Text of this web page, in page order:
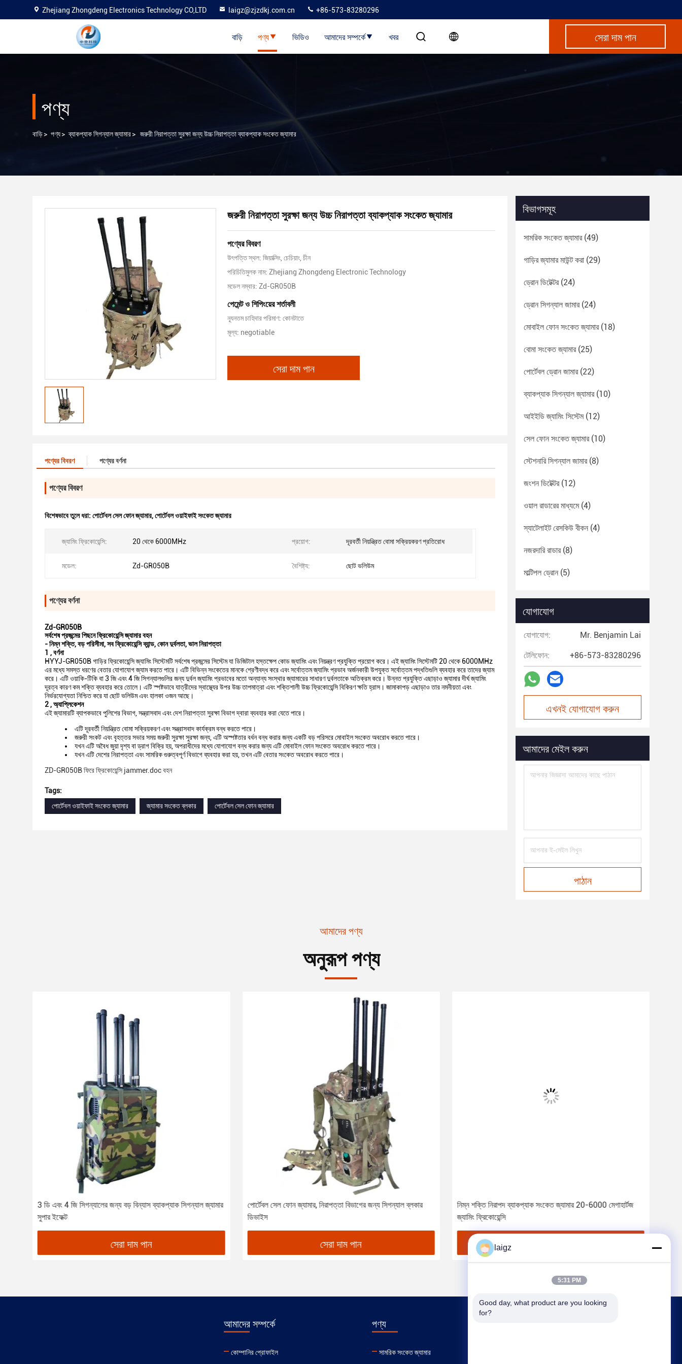
Zhejiang Zhongdeng Electronics Technology CO,LTD laigz@zjzdkj.com.cn +86-573-83280296
বাড়ি পণ্য ভিডিও আমাদের সম্পর্কে খবর সেরা দাম পান
পণ্য
বাড়ি> পণ্য> ব্যাকপ্যাক সিগন্যাল জ্যামার> জরুরী নিরাপত্তা সুরক্ষা জন্য উচ্চ নিরাপত্তা ব্যাকপ্যাক সংকেত জ্যামার
জরুরী নিরাপত্তা সুরক্ষা জন্য উচ্চ নিরাপত্তা ব্যাকপ্যাক সংকেত জ্যামার
পণ্যের বিবরণ
উৎপত্তি স্থল: জিয়াক্সিং, চেচিয়াং, চীন
পরিচিতিমুলক নাম: Zhejiang Zhongdeng Electronic Technology
মডেল নম্বার: Zd-GR050B
পেমেন্ট ও শিপিংয়ের শর্তাবলী
ন্যূনতম চাহিদার পরিমাণ: কোনটাতে
মূল্য: negotiable
সেরা দাম পান
পণ্যের বিবরণ পণ্যের বর্ণনা
পণ্যের বিবরণ
বিশেষভাবে তুলে ধরা: পোর্টেবল সেল ফোন জ্যামার,পোর্টেবল ওয়াইফাই সংকেত জ্যামার
জ্যামিং ফ্রিকোয়েন্সি: 20 থেকে 6000MHz প্রয়োগ: দূরবর্তী নিয়ন্ত্রিত বোমা সক্রিয়করণ প্রতিরোধ
মডেল: Zd-GR050B বৈশিষ্ট্য: ছোট ভলিউম
পণ্যের বর্ণনা
Zd-GR050B
সর্বশেষ প্রজন্মের পিছনে ফ্রিকোয়েন্সি জ্যামার বহন
- নিম্ন শক্তি, বড় পরিসীমা, সব ফ্রিকোয়েন্সি ব্যান্ড, কোন দুর্বলতা, ভাল নিরাপত্তা
1 ,বর্ণনা
HYYJ-GR050B গাড়ির ফ্রিকোয়েন্সি জ্যামিং সিস্টেমটি সর্বশেষ প্রজন্মের সিস্টেম যা ডিজিটাল হস্তক্ষেপ কোড জ্যামিং এবং নিয়ন্ত্রণ প্রযুক্তি প্রয়োগ করে। এই জ্যামিং সিস্টেমটি 20 থেকে 6000MHz
এর মধ্যে সমস্ত ধরণের বেতার যোগাযোগ জ্যাম করতে পারে। এটি বিভিন্ন সংকেতের মানকে শ্রেণীবদ্ধ করে এবং সর্বোত্তম জ্যামিং প্রভাব অর্জনকারী উপযুক্ত সর্বোত্তম পদ্ধতিগুলি ব্যবহার করে তাদের জ্যাম
করে। এটি ওয়াকি-টিকি বা 3 জি এবং 4 জি সিগন্যালগুলির জন্য দুর্বল জ্যামিং প্রভাবের মতো অন্যান্য সংস্থার জ্যামারের সাধারণ দুর্বলতাকে অতিক্রম করে। উন্নত প্রযুক্তি এছাড়াও জ্যামার দীর্ঘ জ্যামিং
দূরত্ব কারণ কম শক্তি ব্যবহার করে তোলে। এটি স্পষ্টভাবে যাত্রীদের স্বাস্থ্যের উপর উচ্চ তাপমাত্রা এবং শক্তিশালী উচ্চ ফ্রিকোয়েন্সি বিকিরণ ক্ষতি হ্রাস। জামাকাপড় এছাড়াও তার নমনীয়তা এবং
নির্ভরযোগ্যতা নিশ্চিত করে যা ছোট ভলিউম এবং হালকা ওজন আছে।
2,অ্যাপ্লিকেশন
এই জ্যামারটি ব্যাপকভাবে পুলিশের বিভাগ, সন্ত্রাসবাদ এবং দেশ নিরাপত্তা সুরক্ষা বিভাগ দ্বারা ব্যবহার করা যেতে পারে।
এটি দূরবর্তী নিয়ন্ত্রিত বোমা সক্রিয়করণ এবং সন্ত্রাসবাদ কার্যক্রম বন্ধ করতে পারে।
জরুরী সংকট এবং বৃহত্তর সভার সময় জরুরী সুরক্ষা সুরক্ষা জন্য, এটি অস্পষ্টতার বর্ধন বন্ধ করার জন্য একটি বড় পরিসরে মোবাইল সংকেত অবরোধ করতে পারে।
যখন এটি অবৈধ জুয়া দৃশ্য বা ড্রাগ বিক্রি হয়, অপরাধীদের মধ্যে যোগাযোগ বন্ধ করার জন্য এটি মোবাইল ফোন সংকেত অবরোধ করতে পারে।
যখন এটি দেশের নিরাপত্তা এবং সামরিক গুরুত্বপূর্ণ বিভাগে ব্যবহার করা হয়, তখন এটি বেতার সংকেত অবরোধ করতে পারে।
ZD-GR050B ফিরে ফ্রিকোয়েন্সি jammer.doc বহন
Tags:
পোর্টেবল ওয়াইফাই সংকেত জ্যামার
জ্যামার সংকেত ব্লকার পোর্টেবল সেল ফোন জ্যামার
বিভাগসমূহ
সামরিক সংকেত জ্যামার(49)
গাড়ির জ্যামার মাউন্ট করা (29)
ড্রোন ডিটেক্টর(24)
ড্রোন সিগন্যাল জামার(24)
মোবাইল ফোন সংকেত জ্যামার(18)
বোমা সংকেত জ্যামার(25)
পোর্টেবল ড্রোন জামার(22)
ব্যাকপ্যাক সিগন্যাল জ্যামার(10)
আইইডি জ্যামিং সিস্টেম(12)
সেল ফোন সংকেত জ্যামার(10)
স্টেশনারি সিগন্যাল জামার(8)
জংশন ডিটেক্টর(12)
ওয়াল রাডারের মাধ্যমে(4)
স্যাটেলাইট রেসকিউ বীকন (4)
নজরদারি রাডার(8)
মাল্টিপল ড্রোন (5)
যোগাযোগ
যোগাযোগ: Mr. Benjamin Lai
টেলিফোন: +86-573-83280296
এখনই যোগাযোগ করুন
আমাদের মেইল করুন
পাঠান
আমাদের পণ্য
অনুরূপ পণ্য
3 ডি এবং 4 জি সিগন্যালের জন্য বড় বিন্যাস ব্যাকপ্যাক সিগন্যাল জ্যামার
সুপার ইফেক্ট
সেরা দাম পান
পোর্টেবল সেল ফোন জ্যামার, নিরাপত্তা বিভাগের জন্য সিগন্যাল ব্লকার
ডিভাইস
সেরা দাম পান
নিম্ন শক্তি নিরাপদ ব্যাকপ্যাক সংকেত জ্যামার 20-6000 মেগাহার্টজ
জ্যামিং ফ্রিকোয়েন্সি
আমাদের সম্পর্কে
কোম্পানির প্রোফাইল
পণ্য
সামরিক সংকেত জ্যামার
laigz
5:31 PM
Good day, what product are you looking
for?